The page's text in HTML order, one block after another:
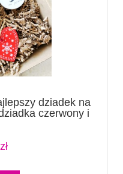
dziadek na
czerwony i